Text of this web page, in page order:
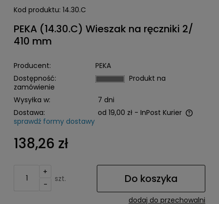
Kod produktu: 14.30.C
PEKA (14.30.C) Wieszak na ręczniki 2/
410 mm
Producent:
PEKA
Dostępność:
Produkt na
zamówienie
Wysyłka w:
7 dni
Dostawa:
od 19,00 zł - InPost Kurier
Cena nie zawiera ewentualnych kosztów płatności
sprawdź formy dostawy
138,26 zł
+
-
szt. Do koszyka
dodaj do przechowalni